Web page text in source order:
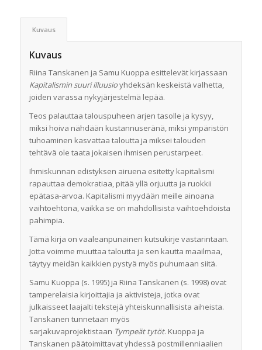
Kuvaus
Kuvaus
Riina Tanskanen ja Samu Kuoppa esittelevät kirjassaan
Kapitalismin suuri illuusioyhdeksän keskeistä valhetta,
joiden varassa nykyjärjestelmä lepää.
Teos palauttaa talouspuheen arjen tasolle ja kysyy,
miksi hoiva nähdään kustannuseränä, miksi ympäristön
tuhoaminen kasvattaa taloutta ja miksei talouden
tehtävä ole taata jokaisen ihmisen perustarpeet.
Ihmiskunnan edistyksen airuena esitetty kapitalismi
rapauttaa demokratiaa, pitää yllä orjuutta ja ruokkii
epätasa-arvoa. Kapitalismi myydään meille ainoana
vaihtoehtona, vaikka se on mahdollisista vaihtoehdoista
pahimpia.
Tämä kirja on vaaleanpunainen kutsukirje vastarintaan.
Jotta voimme muuttaa taloutta ja sen kautta maailmaa,
täytyy meidän kaikkien pystyä myös puhumaan siitä.
Samu Kuoppa (s. 1995) ja Riina Tanskanen (s. 1998) ovat
tamperelaisia kirjoittajia ja aktivisteja, jotka ovat
julkaisseet laajalti tekstejä yhteiskunnallisista aiheista.
Tanskanen tunnetaan myös
sarjakuvaprojektistaan Tympeät tytöt. Kuoppa ja
Tanskanen päätoimittavat yhdessä postmillenniaalien